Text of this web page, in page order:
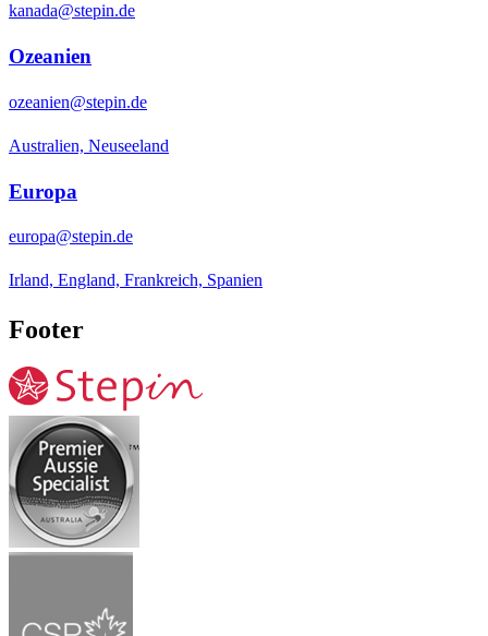
kanada@stepin.de
Ozeanien
ozeanien@stepin.de
Australien, Neuseeland
Europa
europa@stepin.de
Irland, England, Frankreich, Spanien
Footer